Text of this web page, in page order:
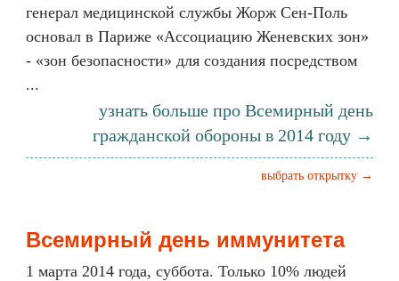
генерал медицинской службы Жорж Сен-Поль
основал в Париже «Ассоциацию Женевских зон»
- «зон безопасности» для создания посредством
...
узнать больше про Всемирный день
гражданской обороны в 2014 году →
выбрать открытку →
Всемирный день иммунитета
1 марта 2014 года, суббота. Только 10% людей